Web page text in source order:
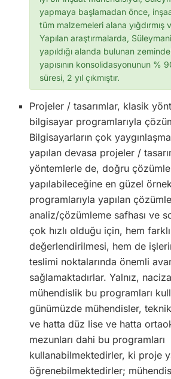
yapmaya başlamadan önce,
tüm malzemeleri alana yığdırmış
Yapılan araştırmalarda,
yapıldığı alanda bulunan
yapısının konsolidasyonunun %
süresi, 2 yıl çıkmıştır.
Projeler / tasarımlar, klasik
bilgisayar programlarıyla
Bilgisayarların çok
yapılan devasa projeler /
yöntemlerle de, doğru
yapılabileceğine en güzel
programlarıyla yapılan
analiz/çözümleme safhası ve
çok hızlı olduğu için, hem
değerlendirilmesi, hem de
teslimi noktalarında önemli
sağlamaktadırlar. Yalnız,
mühendislik bu programları
günümüzde mühendisler,
ve hatta düz lise ve hatta
mezunları dahi bu programları
kullanabilmektedirler, ki proje
öğrenebilmektedirler;